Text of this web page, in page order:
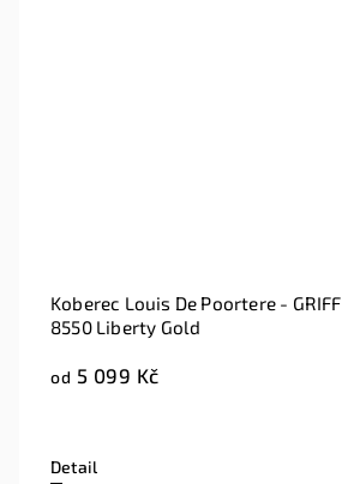
Koberec Louis De Poortere - GRIFF
8550 Liberty Gold
od 5 099 Kč
Detail